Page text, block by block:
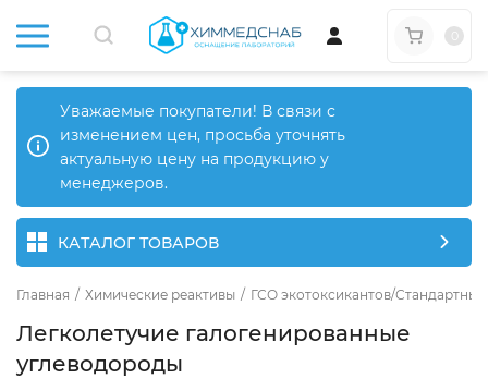
Уважаемые покупатели! В связи с
изменением цен, просьба уточнять
актуальную цену на продукцию у
менеджеров.
КАТАЛОГ ТОВАРОВ
Главная / Химические реактивы / ГСО экотоксикантов/
Легколетучие галогенированные
углеводороды